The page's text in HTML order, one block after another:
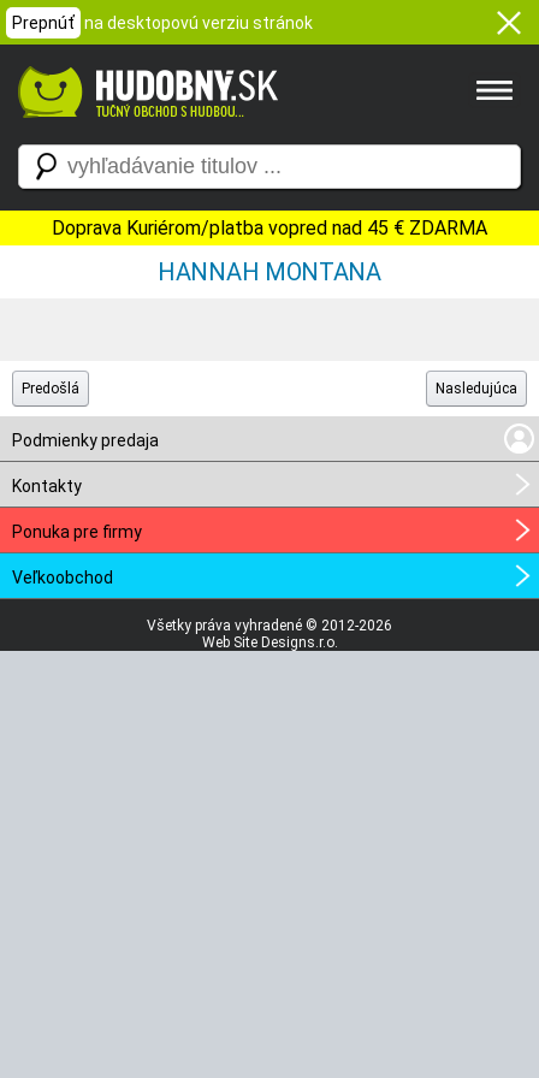
Prepnúť na desktopovú verziu stránok
Doprava Kuriérom/platba vopred nad 45 € ZDARMA
HANNAH MONTANA
Predošlá Nasledujúca
Podmienky predaja
Kontakty
Ponuka pre firmy
Veľkoobchod
Všetky práva vyhradené © 2012-2026
Web Site Designs.r.o.